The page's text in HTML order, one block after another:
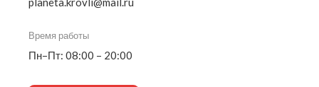
Время работы
Пн–Пт: 08:00 – 20:00